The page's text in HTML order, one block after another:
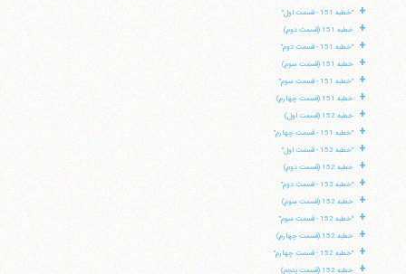
+ "خطبه 151 - قسمت اول"
+ خطبه 151 (قسمت دوم)
+ "خطبه 151 - قسمت دوم"
+ خطبه 151 (قسمت سوم)
+ "خطبه 151 - قسمت سوم"
+ خطبه 151 (قسمت چهارم)
+ خطبه 152 (قسمت اول)
+ "خطبه 151 - قسمت چهارم"
+ "خطبه 152 - قسمت اول"
+ خطبه 152 (قسمت دوم)
+ "خطبه 152 - قسمت دوم"
+ خطبه 152 (قسمت سوم)
+ "خطبه 152 - قسمت سوم"
+ خطبه 152 (قسمت چهارم)
+ "خطبه 152 - قسمت چهارم"
+ خطبه 152 (قسمت پنجم)